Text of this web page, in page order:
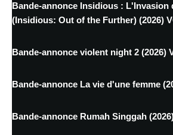
Bande-annonce Insidious : L'Invasion
(Insidious: Out of the Further) (2026)
Bande-annonce violent night 2 (2026)
Bande-annonce La vie d'une femme
Bande-annonce Rumah Singgah